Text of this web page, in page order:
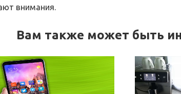
внимания.
Вам также может быть